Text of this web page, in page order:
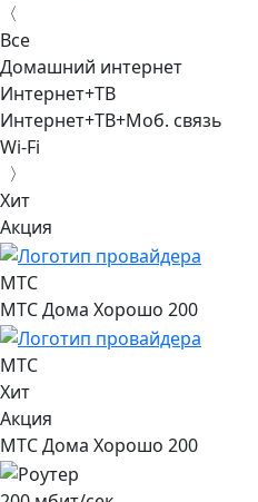
〈
Все
Домашний интернет
Интернет+ТВ
Интернет+ТВ+Моб. связь
Wi-Fi
〉
Хит
Акция
МТС
МТС Дома Хорошо 200
МТС
Хит
Акция
МТС Дома Хорошо 200